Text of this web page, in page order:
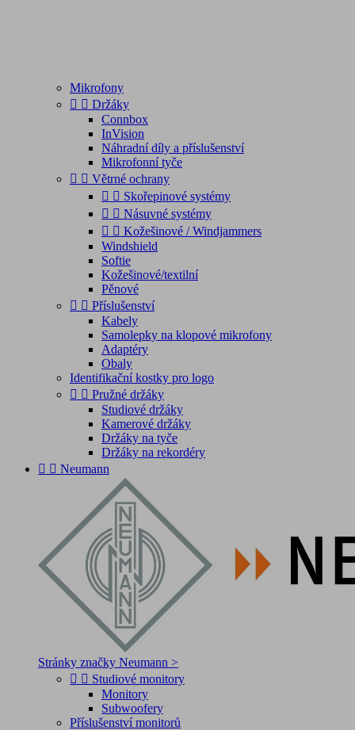
Mikrofony
  Držáky
Connbox
InVision
Náhradní díly a příslušenství
Mikrofonní tyče
  Větrné ochrany
  Skořepinové systémy
  Násuvné systémy
  Kožešinové / Windjammers
Windshield
Softie
Kožešinové/textilní
Pěnové
  Příslušenství
Kabely
Samolepky na klopové mikrofony
Adaptéry
Obaly
Identifikační kostky pro logo
  Pružné držáky
Studiové držáky
Kamerové držáky
Držáky na tyče
Držáky na rekordéry
  Neumann
Stránky značky Neumann >
  Studiové monitory
Monitory
Subwoofery
Příslušenství monitorů